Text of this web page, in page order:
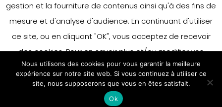
gestion et la fourniture de contenus ainsi qu'à des fins de
mesure et d'analyse d'audience. En continuant d'utiliser
ce site, ou en cliquant "OK", vous acceptez de recevoir
des cookies. Pour en savoir plus et/ou modifier vos
préférences en matière de cookies, merci de vous référer
à notre politique sur les cookies.
Accepter
En savoir plus
Nous utilisons des cookies pour vous garantir la meilleure
expérience sur notre site web. Si vous continuez à utiliser ce
site, nous supposerons que vous en êtes satisfait.
Ok